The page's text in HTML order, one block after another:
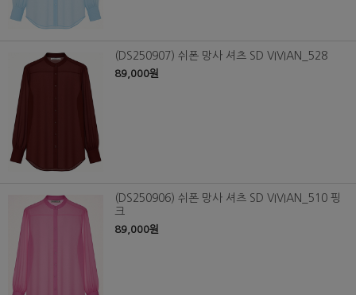
(DS250907) 쉬폰 망사 셔츠 SD VIVIAN_528
89,000원
(DS250906) 쉬폰 망사 셔츠 SD VIVIAN_510 핑
크
89,000원